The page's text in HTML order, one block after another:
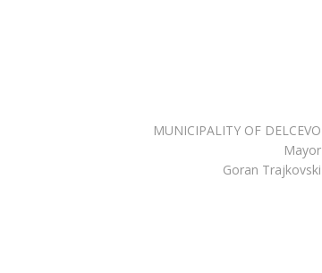
MUNICIPALITY OF DELCEVO
Mayor
Goran Trajkovski